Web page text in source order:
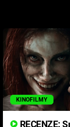
KINOFILMY